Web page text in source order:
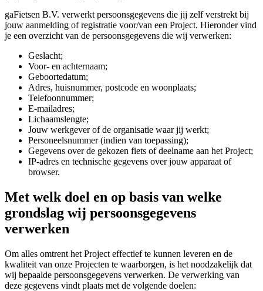
gaFietsen B.V. verwerkt persoonsgegevens die jij zelf verstrekt bij
jouw aanmelding of registratie voor/van een Project. Hieronder vind
je een overzicht van de persoonsgegevens die wij verwerken:
Geslacht;
Voor- en achternaam;
Geboortedatum;
Adres, huisnummer, postcode en woonplaats;
Telefoonnummer;
E-mailadres;
Lichaamslengte;
Jouw werkgever of de organisatie waar jij werkt;
Personeelsnummer (indien van toepassing);
Gegevens over de gekozen fiets of deelname aan het Project;
IP-adres en technische gegevens over jouw apparaat of
browser.
Met welk doel en op basis van welke
grondslag wij persoonsgegevens
verwerken
Om alles omtrent het Project effectief te kunnen leveren en de
kwaliteit van onze Projecten te waarborgen, is het noodzakelijk dat
wij bepaalde persoonsgegevens verwerken. De verwerking van
deze gegevens vindt plaats met de volgende doelen: